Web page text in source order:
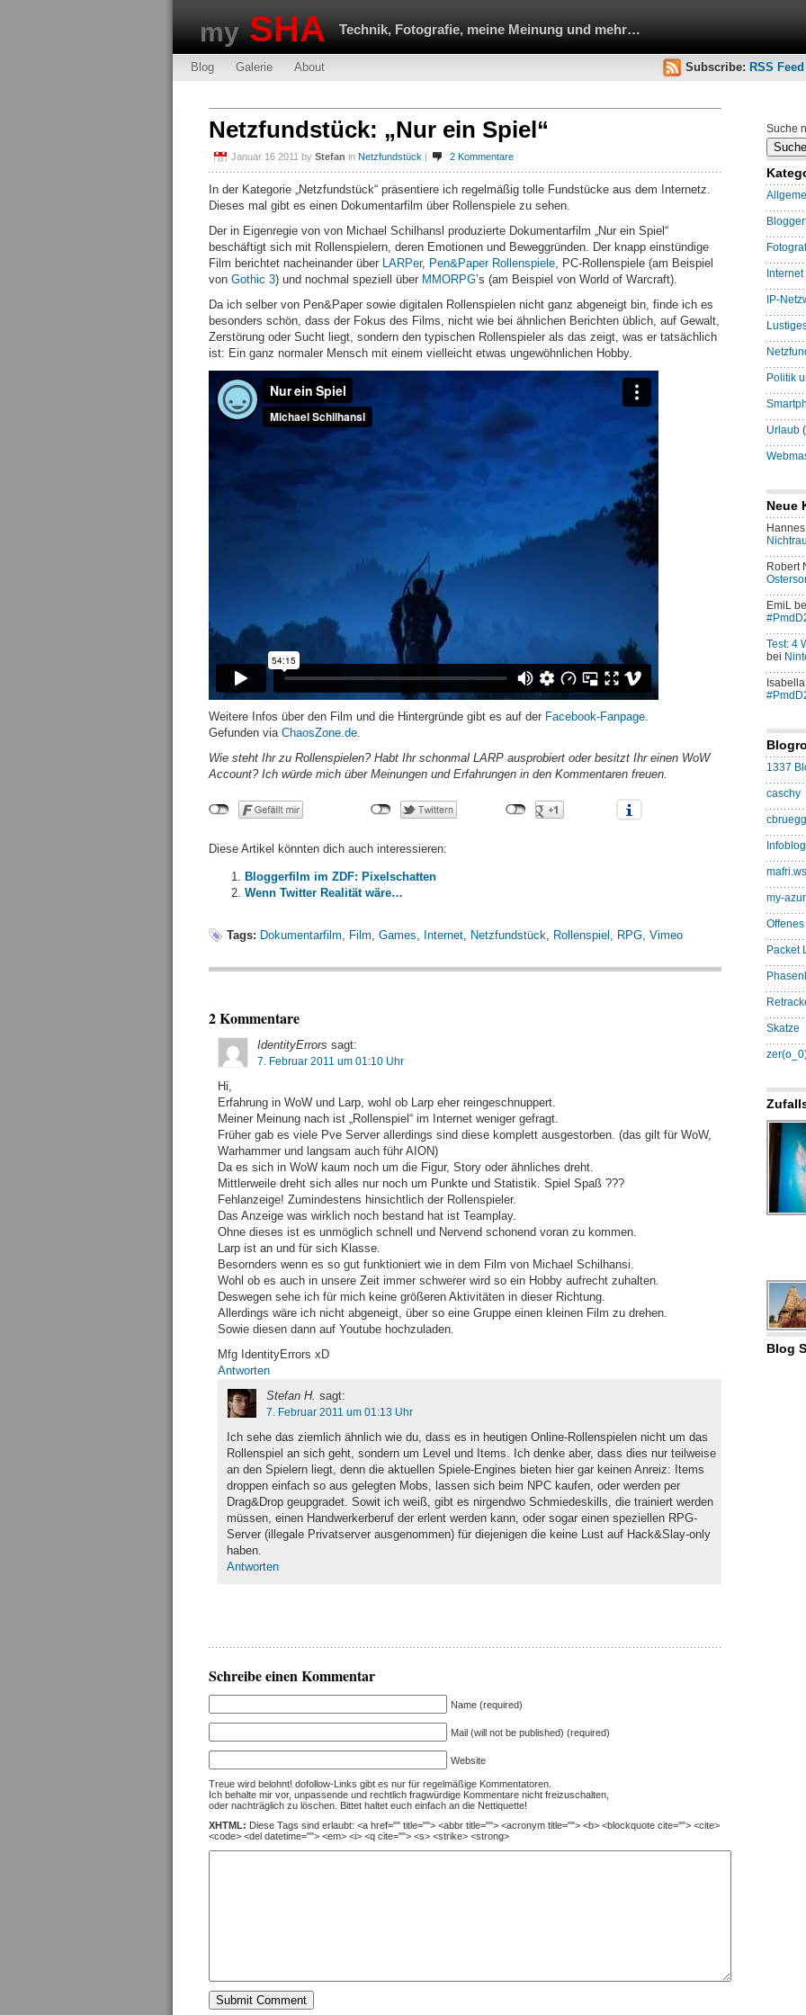
my SHA Technik, Fotografie, meine Meinung und mehr…
Blog Galerie About Subscribe: RSS Feed
Netzfundstück: „Nur ein Spiel“
Januar 16 2011 by Stefan in Netzfundstück | 2 Kommentare
In der Kategorie „Netzfundstück“ präsentiere ich regelmäßig tolle Fundstücke aus dem Internetz.
Dieses mal gibt es einen Dokumentarfilm über Rollenspiele zu sehen.
Der in Eigenregie von von Michael Schilhansl produzierte Dokumentarfilm „Nur ein Spiel“
beschäftigt sich mit Rollenspielern, deren Emotionen und Beweggründen. Der knapp einstündige
Film berichtet nacheinander über LARPer, Pen&Paper Rollenspiele, PC-Rollenspiele (am Beispiel
von Gothic 3) und nochmal speziell über MMORPG’s (am Beispiel von World of Warcraft).
Da ich selber von Pen&Paper sowie digitalen Rollenspielen nicht ganz abgeneigt bin, finde ich es
besonders schön, dass der Fokus des Films, nicht wie bei ähnlichen Berichten üblich, auf Gewalt,
Zerstörung oder Sucht liegt, sondern den typischen Rollenspieler als das zeigt, was er tatsächlich
ist: Ein ganz normaler Mensch mit einem vielleicht etwas ungewöhnlichen Hobby.
Weitere Infos über den Film und die Hintergründe gibt es auf der Facebook-Fanpage.
Gefunden via ChaosZone.de.
Wie steht Ihr zu Rollenspielen? Habt Ihr schonmal LARP ausprobiert oder besitzt Ihr einen WoW
Account? Ich würde mich über Meinungen und Erfahrungen in den Kommentaren freuen.
Diese Artikel könnten dich auch interessieren:
Bloggerfilm im ZDF: Pixelschatten
Wenn Twitter Realität wäre…
Tags: Dokumentarfilm, Film, Games, Internet, Netzfundstück, Rollenspiel , RPG, Vimeo
2 Kommentare
IdentityErrors sagt:
7. Februar 2011 um 01:10 Uhr
Hi,
Erfahrung in WoW und Larp, wohl ob Larp eher reingeschnuppert.
Meiner Meinung nach ist „Rollenspiel“ im Internet weniger gefragt.
Früher gab es viele Pve Server allerdings sind diese komplett ausgestorben. (das gilt für WoW,
Warhammer und langsam auch führ AION)
Da es sich in WoW kaum noch um die Figur, Story oder ähnliches dreht.
Mittlerweile dreht sich alles nur noch um Punkte und Statistik. Spiel Spaß ???
Fehlanzeige! Zumindestens hinsichtlich der Rollenspieler.
Das Anzeige was wirklich noch bestand hat ist Teamplay.
Ohne dieses ist es unmöglich schnell und Nervend schonend voran zu kommen.
Larp ist an und für sich Klasse.
Besornders wenn es so gut funktioniert wie in dem Film von Michael Schilhansi.
Wohl ob es auch in unsere Zeit immer schwerer wird so ein Hobby aufrecht zuhalten.
Deswegen sehe ich für mich keine größeren Aktivitäten in dieser Richtung.
Allerdings wäre ich nicht abgeneigt, über so eine Gruppe einen kleinen Film zu drehen.
Sowie diesen dann auf Youtube hochzuladen.
Mfg IdentityErrors xD
Antworten
Stefan H. sagt:
7. Februar 2011 um 01:13 Uhr
Ich sehe das ziemlich ähnlich wie du, dass es in heutigen Online-Rollenspielen nicht um das
Rollenspiel an sich geht, sondern um Level und Items. Ich denke aber, dass dies nur teilweise
an den Spielern liegt, denn die aktuellen Spiele-Engines bieten hier gar keinen Anreiz: Items
droppen einfach so aus gelegten Mobs, lassen sich beim NPC kaufen, oder werden per
Drag&Drop geupgradet. Sowit ich weiß, gibt es nirgendwo Schmiedeskills, die trainiert werden
müssen, einen Handwerkerberuf der erlent werden kann, oder sogar einen speziellen RPG-
Server (illegale Privatserver ausgenommen) für diejenigen die keine Lust auf Hack&Slay-only
haben.
Antworten
Schreibe einen Kommentar
Name (required)
Mail (will not be published) (required)
Website
Treue wird belohnt! dofollow-Links gibt es nur für regelmäßige Kommentatoren.
Ich behalte mir vor, unpassende und rechtlich fragwürdige Kommentare nicht freizuschalten,
oder nachträglich zu löschen. Bittet haltet euch einfach an die Nettiquette!
XHTML: Diese Tags sind erlaubt: <a href="" title=""> <abbr title=""> <acronym title=""> <b> <blockquote cite=""> <cite>
<code> <del datetime=""> <em> <i> <q cite=""> <s> <strike> <strong>
Suche
IP-
Politik
Urlaub
Neue
Robert
EmiL
Test: 4
bei
Isabella
1337
caschy
mafri.ws
my-
Packet
Skatze
Blog